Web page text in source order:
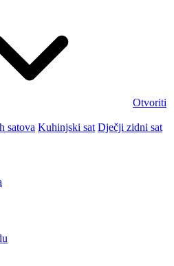
Otvoriti
satova Kuhinjski sat Dječji zidni sat